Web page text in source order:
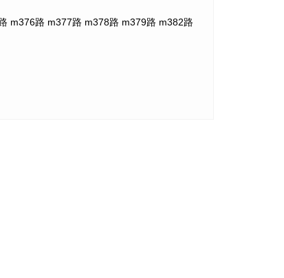
m376路 m377路 m378路 m379路 m382路